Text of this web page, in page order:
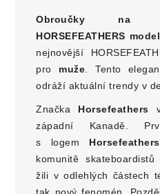
Obroučky na
HORSEFEATHERS
nejnovější
pro muže . Tento
odráží aktuální trendy v
Značka Horsefeathers
západní Kanadě.
s logem Horsefeathers
komunitě
žili v odlehlých částech